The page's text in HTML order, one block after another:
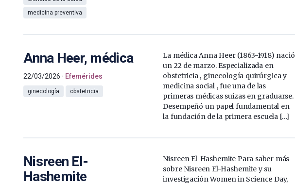
medicina preventiva
Anna Heer, médica
22/03/2026 Efemérides
ginecología obstetricia
La médica Anna Heer (1863-1918) nació
un 22 de marzo. Especializada en
obstetricia , ginecología quirúrgica y
medicina social , fue una de las
primeras médicas suizas en graduarse.
Desempeñó un papel fundamental en
la fundación de la primera escuela […]
Nisreen El-
Hashemite
Nisreen El-Hashemite Para saber más
sobre Nisreen El-Hashemite y su
investigación Women in Science Day,